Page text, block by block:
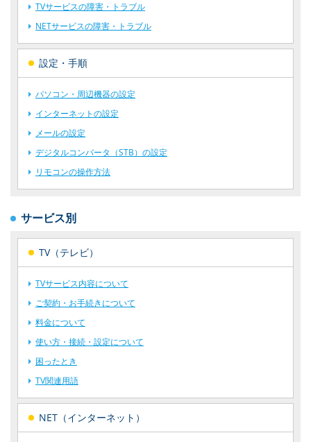
TVサービスの障害・トラブル
NETサービスの障害・トラブル
設定・手順
パソコン・周辺機器の設定
インターネットの設定
メールの設定
デジタルコンバータ（STB）の設定
リモコンの操作方法
サービス別
TV（テレビ）
TVサービス内容について
ご契約・お手続きについて
料金について
使い方・接続・設定について
困ったとき
TV関連用語
NET（インターネット）